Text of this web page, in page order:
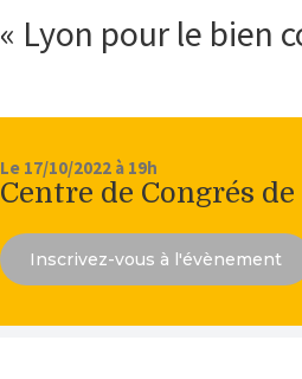
« Lyon pour le bien
Le 17/10/2022 à 19h
Centre de Congrés
Inscrivez-vous à l'évènement